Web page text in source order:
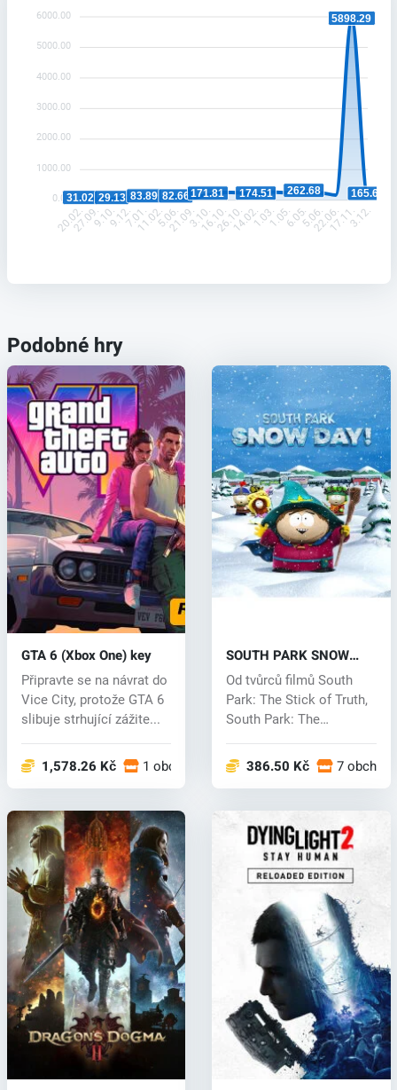
6000.00
5000.00
4000.00
3000.00
2000.00
1000.00
0.0031.02 29.13 83.89 82.66 171.81 174.51 262.68
5898.29
165.65
20.02.27.09.9.10.9.12.7.01.11.02.5.06.21.09.3.10.16.10.26.10.14.02.1.03.1.05.6.05.5.06.22.06.17.11.3.12.
Podobné hry
GTA 6 (Xbox One) key
Připravte se na návrat do
Vice City, protože GTA 6
slibuje strhující zážite...
1,578.26 Kč 1 obchodech
SOUTH PARK SNOW
DAY! (Xbox One) key
Od tvůrců filmů South
Park: The Stick of Truth,
South Park: The
386.50 Kč 7